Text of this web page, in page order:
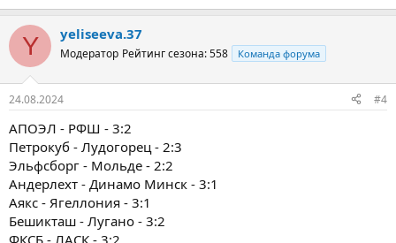
Y yeliseeva.37
Модератор Рейтинг сезона: 558 Команда форума
24.08.2024 #4
АПОЭЛ - РФШ - 3:2
Петрокуб - Лудогорец - 2:3
Эльфсборг - Мольде - 2:2
Андерлехт - Динамо Минск - 3:1
Аякс - Ягеллония - 3:1
Бешикташ - Лугано - 3:2
ФКСБ - ЛАСК - 3:2